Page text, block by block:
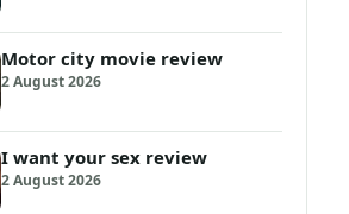
Motor city movie review
2 August 2026
I want your sex review
2 August 2026